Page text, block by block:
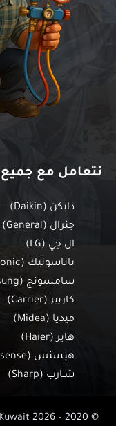
نتعامل مع جميع
دايكن (Daikin)
جنرال (General)
ال جي (LG)
باناسونيك (Panasonic)
سامسونج (Samsung)
كاريير (Carrier)
ميديا (Midea)
هاير (Haier)
هيسنس (Hisense)
شـارب (Sharp)